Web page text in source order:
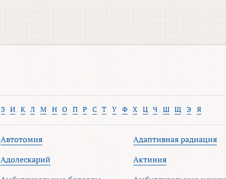
З И К Л М Н О П Р С Т У Ф Х Ц Ч Ш Щ Э Я
Автотомия
Адаптивная радиация
Адолескарий
Актиния